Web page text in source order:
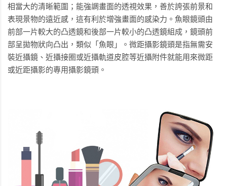
相當大的清晰範圍；能強調畫面的透視效果，善於誇張前景和
表現景物的遠近感，這有利於增強畫面的感染力。魚眼鏡頭由
前部一片較大的凸透鏡和後部一片較小的凸透鏡組成，鏡頭前
部呈拋物狀向凸出，類似「魚眼」。微距攝影鏡頭是指無需安
裝近攝鏡、近攝接圈或近攝軌道皮腔等近攝附件就能用來微距
或近距攝影的專用攝影鏡頭。